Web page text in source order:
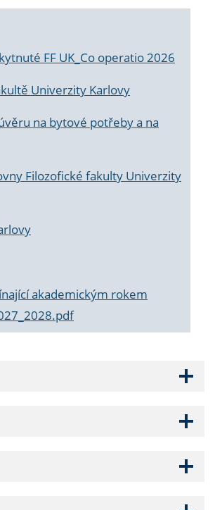
FF UK_Co operatio 2026
Univerzity Karlovy
na bytové potřeby a na
Filozofické fakulty Univerzity
akademickým rokem